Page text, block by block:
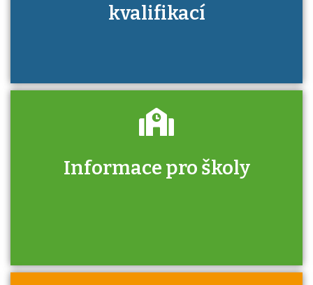
kvalifikací
Informace pro školy
Zjistěte, jak se přihlásit ke zkoušce a kde